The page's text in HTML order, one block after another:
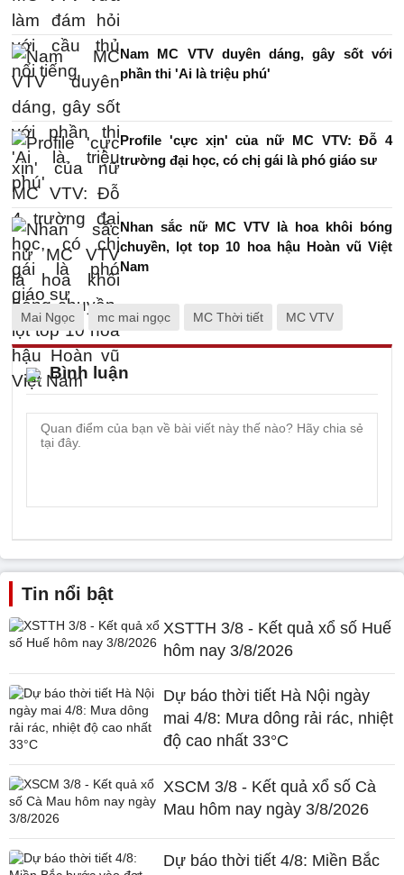
Nam MC VTV duyên dáng, gây sốt với
phần thi 'Ai là triệu phú'
Profile 'cực xịn' của nữ MC VTV: Đỗ 4
trường đại học, có chị gái là phó giáo sư
Nhan sắc nữ MC VTV là hoa khôi bóng
chuyền, lọt top 10 hoa hậu Hoàn vũ Việt
Nam
Mai Ngọc mc mai ngọc MC Thời tiết MC VTV
Bình luận
Tin nổi bật
XSTTH 3/8 - Kết quả xổ số Huế
hôm nay 3/8/2026
Dự báo thời tiết Hà Nội ngày
mai 4/8: Mưa dông rải rác, nhiệt
độ cao nhất 33°C
XSCM 3/8 - Kết quả xổ số Cà
Mau hôm nay ngày 3/8/2026
Dự báo thời tiết 4/8: Miền Bắc